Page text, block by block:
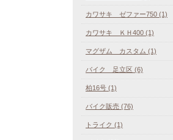
カワサキ ゼファー750 (1)
カワサキ ＫＨ400 (1)
マグザム カスタム (1)
バイク 足立区 (6)
柏16号 (1)
バイク販売 (76)
トライク (1)